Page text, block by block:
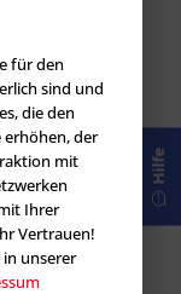
500001
Stck. (0,11 € * / 1 Stck.)
€ *
Zu den Varianten Hilfe
für den
sind und
die den
erhöhen, der
mit
Ihrer
Vertrauen!
unserer